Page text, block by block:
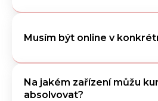
Musím být online v
Na jakém zařízení můžu
absolvovat?